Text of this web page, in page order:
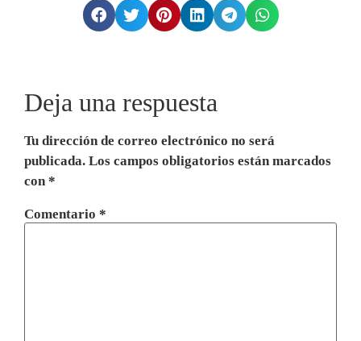
Deja una respuesta
Tu dirección de correo electrónico no será
publicada. Los campos obligatorios están marcados
con *
Comentario *